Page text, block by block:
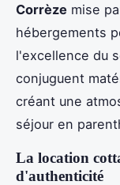
Corrèze mise
hébergements
l'excellence du
conjuguent
créant une
séjour en
La location
d'authenticité